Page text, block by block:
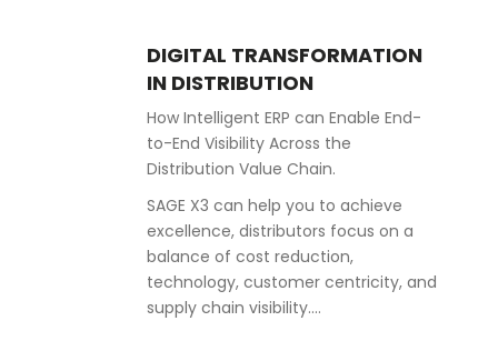
DIGITAL TRANSFORMATION
IN DISTRIBUTION
How Intelligent ERP can Enable End-
to-End Visibility Across the
Distribution Value Chain.
SAGE X3 can help you to achieve
excellence, distributors focus on a
balance of cost reduction,
technology, customer centricity, and
supply chain visibility….